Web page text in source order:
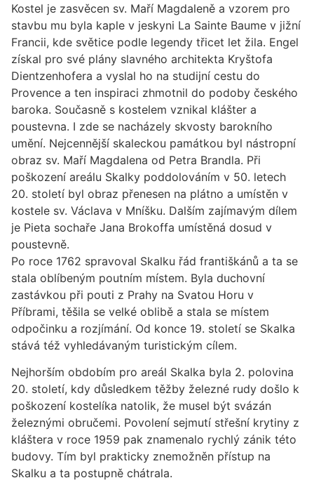
Kostel je zasvěcen sv. Maří Magdaleně a vzorem pro
stavbu mu byla kaple v jeskyni La Sainte Baume v jižní
Francii, kde světice podle legendy třicet let žila. Engel
získal pro své plány slavného architekta Kryštofa
Dientzenhofera a vyslal ho na studijní cestu do
Provence a ten inspiraci zhmotnil do podoby českého
baroka. Současně s kostelem vznikal klášter a
poustevna. I zde se nacházely skvosty barokního
umění. Nejcennější skaleckou památkou byl nástropní
obraz sv. Maří Magdalena od Petra Brandla. Při
poškození areálu Skalky poddolováním v 50. letech
20. století byl obraz přenesen na plátno a umístěn v
kostele sv. Václava v Mníšku. Dalším zajímavým dílem
je Pieta sochaře Jana Brokoffa umístěná dosud v
poustevně.
Po roce 1762 spravoval Skalku řád františkánů a ta se
stala oblíbeným poutním místem. Byla duchovní
zastávkou při pouti z Prahy na Svatou Horu v
Příbrami, těšila se velké oblibě a stala se místem
odpočinku a rozjímání. Od konce 19. století se Skalka
stává též vyhledávaným turistickým cílem.
Nejhorším obdobím pro areál Skalka byla 2. polovina
20. století, kdy důsledkem těžby železné rudy došlo k
poškození kostelíka natolik, že musel být svázán
železnými obručemi. Povolení sejmutí střešní krytiny z
kláštera v roce 1959 pak znamenalo rychlý zánik této
budovy. Tím byl prakticky znemožněn přístup na
Skalku a ta postupně chátrala.